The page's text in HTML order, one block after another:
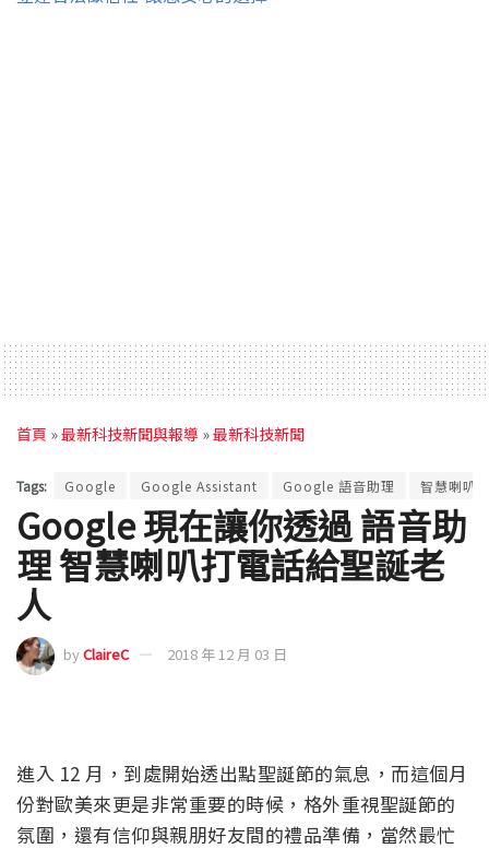
首頁 »最新科技新聞與報導 »最新科技新聞
Tags: Google Google Assistant Google 語音助理 智慧喇叭
Google 現在讓你透過 語音助
理 智慧喇叭打電話給聖誕老
人
byClaireC 2018 年 12 月 03 日
進入 12 月，到處開始透出點聖誕節的氣息，而這個月
份對歐美來更是非常重要的時候，格外重視聖誕節的
氛圍，還有信仰與親朋好友間的禮品準備，當然最忙